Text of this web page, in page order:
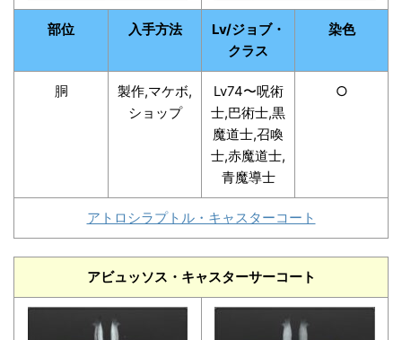
部位 入手方法
Lv/ジョブ・
クラス
染色
胴
製作,マケボ,
ショップ
Lv74〜呪術
士,巴術士,黒
魔道士,召喚
士,赤魔道士,
青魔導士
○
アトロシラプトル・キャスターコート
アビュッソス・キャスターサーコート